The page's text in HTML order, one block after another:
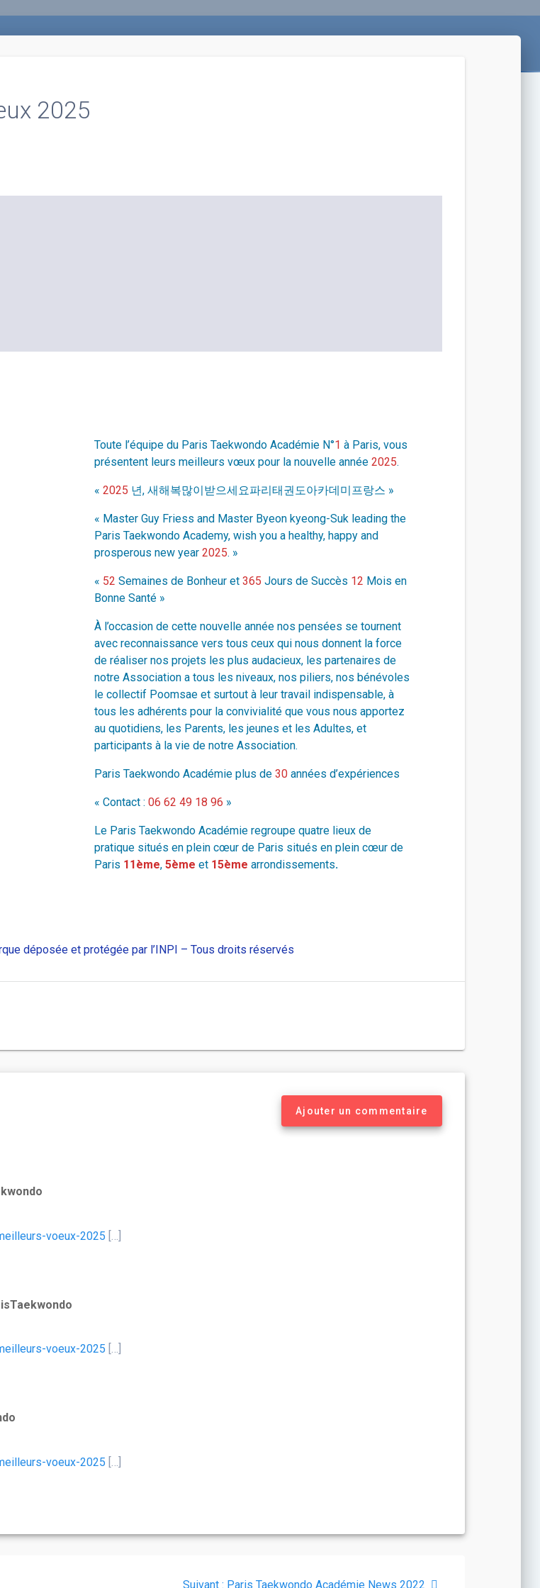
2025
Toute l’équipe du Paris Taekwondo Académie N°1 à Paris, vous
présentent leurs meilleurs vœux pour la nouvelle année 2025.
« 2025 년, 새해복많이받으세요파리태권도아카데미프랑스 »
« Master Guy Friess and Master Byeon kyeong-Suk leading the
Paris Taekwondo Academy, wish you a healthy, happy and
prosperous new year 2025. »
« 52 Semaines de Bonheur et 365 Jours de Succès 12 Mois en
Bonne Santé »
À l’occasion de cette nouvelle année nos pensées se tournent
avec reconnaissance vers tous ceux qui nous donnent la force
de réaliser nos projets les plus audacieux, les partenaires de
notre Association a tous les niveaux, nos piliers, nos bénévoles
le collectif Poomsae et surtout à leur travail indispensable, à
tous les adhérents pour la convivialité que vous nous apportez
au quotidiens, les Parents, les jeunes et les Adultes, et
participants à la vie de notre Association.
Paris Taekwondo Académie plus de 30années d’expériences
« Contact : 06 62 49 18 96 »
Le Paris Taekwondo Académie regroupe quatre lieux de
pratique situés en plein cœur de Paris situés en plein cœur de
Paris 11ème, 5ème et 15ème arrondissements.
déposée et protégée par l’INPI – Tous droits réservés
Ajouter un commentaire
voeux-2025
voeux-2025 […]
voeux-2025
Suivant : Article
Paris Taekwondo Académie News 2022